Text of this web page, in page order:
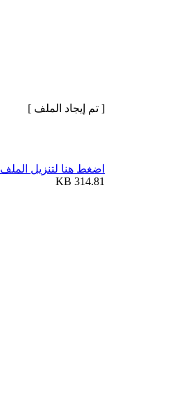
[ تم إيجاد الملف ]
اضغط هنا لتنزيل الملف
314.81 KB